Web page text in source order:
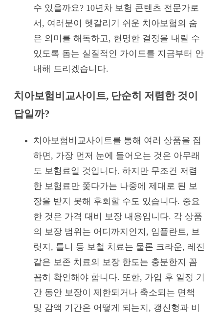
수 있을까요? 10년차 보험 콘텐츠 전문가로
서, 여러분이 헷갈리기 쉬운 치아보험의 숨
은 의미를 해독하고, 현명한 결정을 내릴 수
있도록 돕는 실질적인 가이드를 지금부터 안
내해 드리겠습니다.
치아보험비교사이트, 단순히 저렴한 것이
답일까?
치아보험비교사이트를 통해 여러 상품을 접
하면, 가장 먼저 눈에 들어오는 것은 아무래
도 보험료일 것입니다. 하지만 무조건 저렴
한 보험료만 쫓다가는 나중에 제대로 된 보
장을 받지 못해 후회할 수도 있습니다. 중요
한 것은 가격 대비 보장 내용입니다. 각 상품
의 보장 범위는 어디까지인지, 임플란트, 브
릿지, 틀니 등 보철 치료는 물론 크라운, 레진
같은 보존 치료의 보장 한도는 충분한지 꼼
꼼히 확인해야 합니다. 또한, 가입 후 일정 기
간 동안 보장이 제한되거나 축소되는 면책
및 감액 기간은 어떻게 되는지, 갱신형과 비